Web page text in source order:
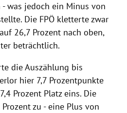
was jedoch ein Minus von
Die FPÖ kletterte zwar
26,7 Prozent nach oben,
beträchtlich.
die Auszählung bis
hier 7,7 Prozentpunkte
Prozent Platz eins. Die
zu - eine Plus von